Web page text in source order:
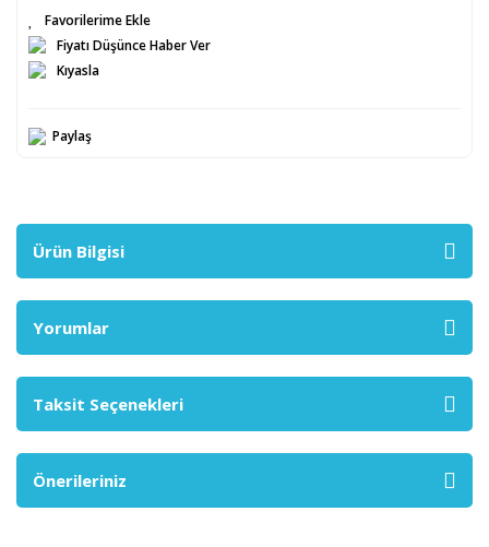
Fiyatı Düşünce Haber Ver
Kıyasla
Paylaş
Ürün Bilgisi
Yorumlar
Taksit Seçenekleri
Önerileriniz